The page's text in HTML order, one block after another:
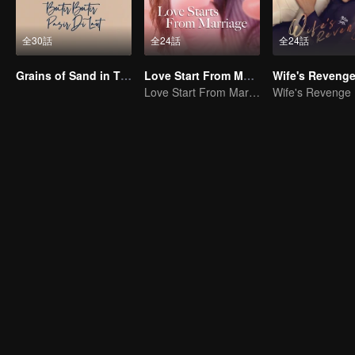
全30話
Grains of Sand in The Sea
全24話
Love Start From Marriage
Love Start From Marriage
全24話
Wife's Revenge
Wife's Revenge